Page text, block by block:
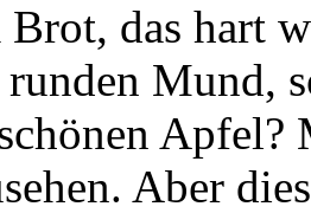
Brot, das hart
Mund,
Apfel?
Aber